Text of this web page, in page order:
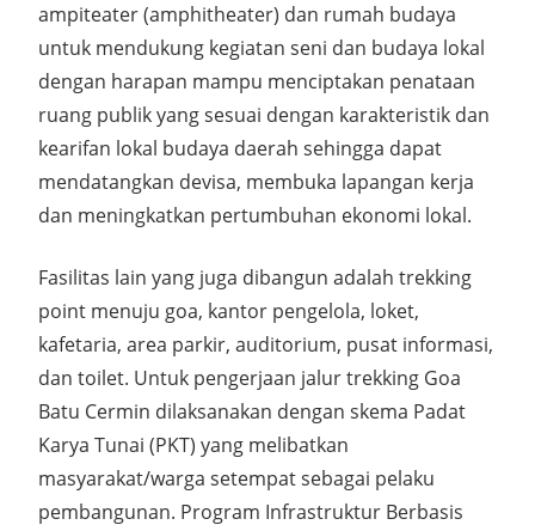
ampiteater (amphitheater) dan rumah budaya
untuk mendukung kegiatan seni dan budaya lokal
dengan harapan mampu menciptakan penataan
ruang publik yang sesuai dengan karakteristik dan
kearifan lokal budaya daerah sehingga dapat
mendatangkan devisa, membuka lapangan kerja
dan meningkatkan pertumbuhan ekonomi lokal.
Fasilitas lain yang juga dibangun adalah trekking
point menuju goa, kantor pengelola, loket,
kafetaria, area parkir, auditorium, pusat informasi,
dan toilet. Untuk pengerjaan jalur trekking Goa
Batu Cermin dilaksanakan dengan skema Padat
Karya Tunai (PKT) yang melibatkan
masyarakat/warga setempat sebagai pelaku
pembangunan. Program Infrastruktur Berbasis